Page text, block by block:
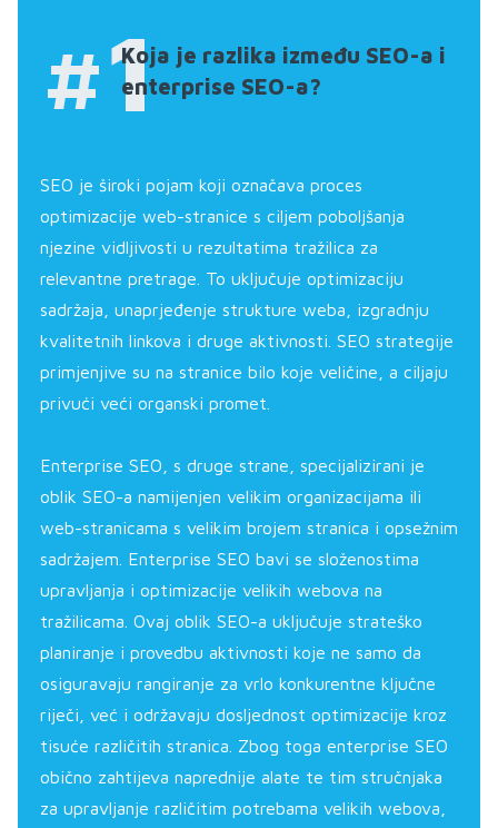
#1Koja je razlika između SEO-a i
enterprise SEO-a?
SEO je široki pojam koji označava proces
optimizacije web-stranice s ciljem poboljšanja
njezine vidljivosti u rezultatima tražilica za
relevantne pretrage. To uključuje optimizaciju
sadržaja, unaprjeđenje strukture weba, izgradnju
kvalitetnih linkova i druge aktivnosti. SEO strategije
primjenjive su na stranice bilo koje veličine, a ciljaju
privući veći organski promet.
Enterprise SEO, s druge strane, specijalizirani je
oblik SEO-a namijenjen velikim organizacijama ili
web-stranicama s velikim brojem stranica i opsežnim
sadržajem. Enterprise SEO bavi se složenostima
upravljanja i optimizacije velikih webova na
tražilicama. Ovaj oblik SEO-a uključuje strateško
planiranje i provedbu aktivnosti koje ne samo da
osiguravaju rangiranje za vrlo konkurentne ključne
riječi, već i održavaju dosljednost optimizacije kroz
tisuće različitih stranica. Zbog toga enterprise SEO
obično zahtijeva naprednije alate te tim stručnjaka
za upravljanje različitim potrebama velikih webova,